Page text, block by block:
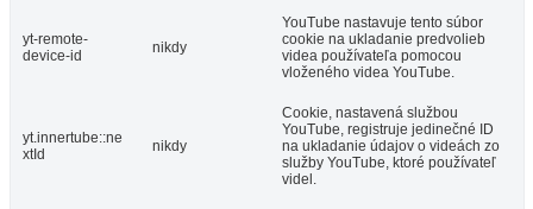
yt-remote-
device-id
nikdy
YouTube nastavuje tento súbor
cookie na ukladanie predvolieb
videa používateľa pomocou
vloženého videa YouTube.
yt.innertube::ne
xtId
nikdy
Cookie, nastavená službou
YouTube, registruje jedinečné ID
na ukladanie údajov o videách zo
služby YouTube, ktoré používateľ
videl.